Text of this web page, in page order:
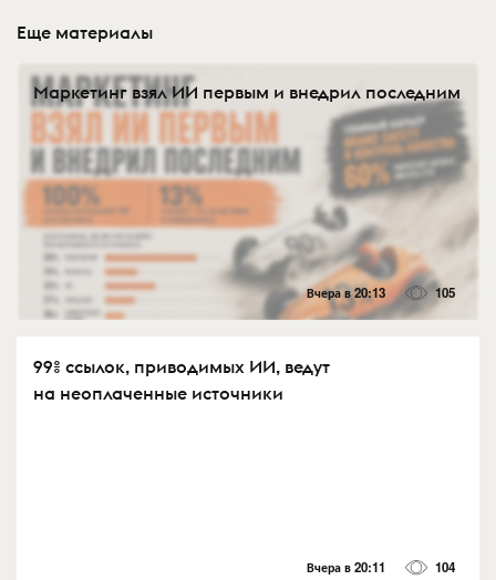
Еще материалы
Маркетинг взял ИИ первым и внедрил последним
Вчера в 20:13 105
99% ссылок, приводимых ИИ, ведут
на неоплаченные источники
Вчера в 20:11 104